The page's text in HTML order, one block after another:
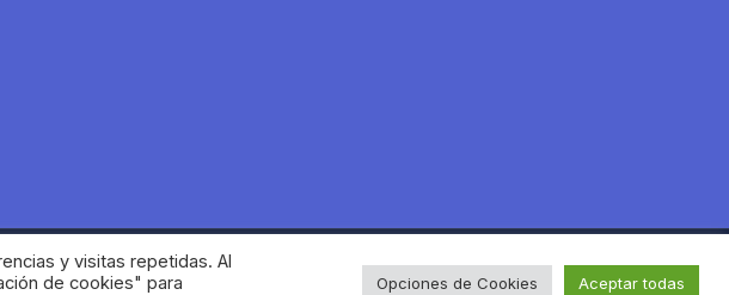
y visitas repetidas. Al
de cookies" para
Opciones de Cookies Aceptar todas